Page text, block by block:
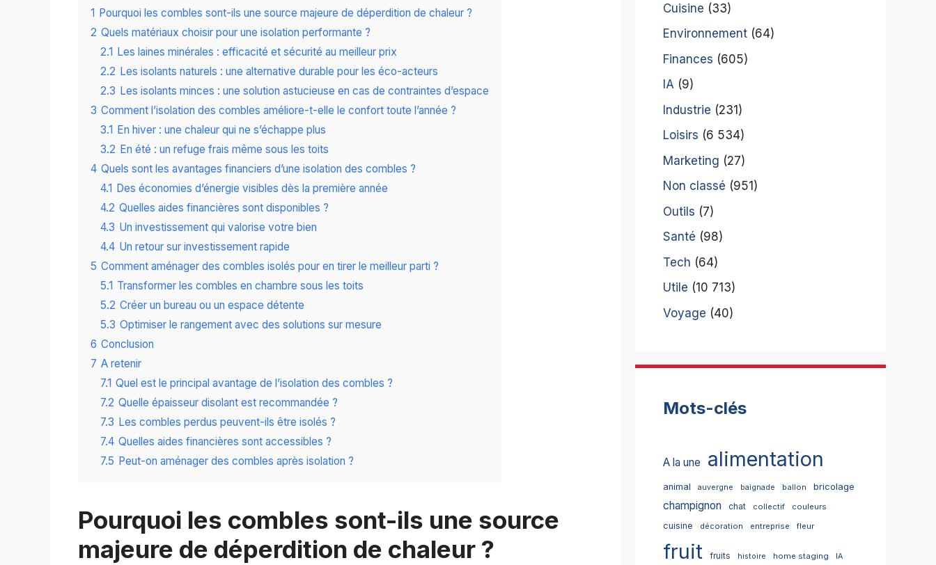
1 Pourquoi les combles sont-ils une source majeure de déperdition de chaleur ?
2 Quels matériaux choisir pour une isolation performante ?
2.1 Les laines minérales : efficacité et sécurité au meilleur prix
2.2 Les isolants naturels : une alternative durable pour les éco-acteurs
2.3 Les isolants minces : une solution astucieuse en cas de contraintes d’espace
3 Comment l’isolation des combles améliore-t-elle le confort toute l’année ?
3.1 En hiver : une chaleur qui ne s’échappe plus
3.2 En été : un refuge frais même sous les toits
4 Quels sont les avantages financiers d’une isolation des combles ?
4.1 Des économies d’énergie visibles dès la première année
4.2 Quelles aides financières sont disponibles ?
4.3 Un investissement qui valorise votre bien
4.4 Un retour sur investissement rapide
5 Comment aménager des combles isolés pour en tirer le meilleur parti ?
5.1 Transformer les combles en chambre sous les toits
5.2 Créer un bureau ou un espace détente
5.3 Optimiser le rangement avec des solutions sur mesure
6 Conclusion
7 A retenir
7.1 Quel est le principal avantage de l’isolation des combles ?
7.2 Quelle épaisseur disolant est recommandée ?
7.3 Les combles perdus peuvent-ils être isolés ?
7.4 Quelles aides financières sont accessibles ?
7.5 Peut-on aménager des combles après isolation ?
Pourquoi les combles sont-ils une source
majeure de déperdition de chaleur ?
Cuisine (33)
Environnement (64)
Finances (605)
IA (9)
Industrie (231)
Loisirs (6 534)
Marketing (27)
Non classé (951)
Outils (7)
Santé (98)
Tech (64)
Utile (10 713)
Voyage (40)
Mots-clés
A la une alimentation
animal auvergne baignade ballon bricolage
champignon chat collectif couleurs
cuisine décoration entreprise fleur
fruit fruits histoire home staging IA